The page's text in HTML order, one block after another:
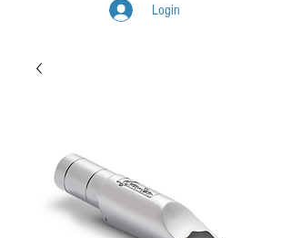
Login